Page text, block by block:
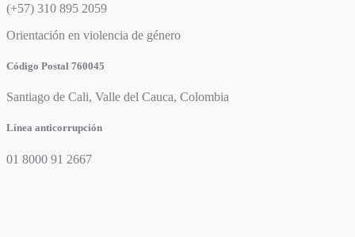
(+57) 310 895 2059
Orientación en violencia de género
Código Postal 760045
Santiago de Cali, Valle del Cauca, Colombia
Línea anticorrupción
01 8000 91 2667